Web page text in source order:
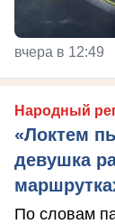
вчера в 12:49
Народный
«Локтем
девушка
По словам